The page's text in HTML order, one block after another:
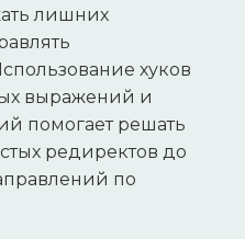
лишних
хуков
выражений и
помогает решать
редиректов до
по